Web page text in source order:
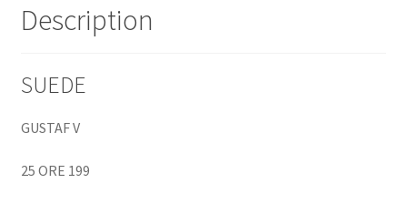
Description
SUEDE
GUSTAF V
25 ORE 199